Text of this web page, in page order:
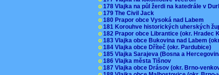
o 178 Vlajka na půl žerdi na katedrále v
o 179 The Civil Jack
o 180 Prapor obce Vysoká nad Labem
o 181 Korouhve historických uherských
o 182 Prapor obce Librantice (okr. Hradec
o 183 Vlajka obce Bukovina nad Labem
o 184 Vlajka obce Dříteč (okr. Pardubice)
o 185 Vlajka Sarajeva (Bosna a
o 186 Vlajka města Tišnov
o 187 Vlajka obce Drásov (okr. Brno-